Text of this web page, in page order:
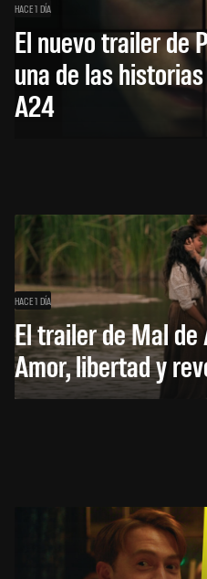
HACE 1 DÍA
El nuevo trailer de
una de las
A24
HACE 1 DÍA
El trailer de Mal
Amor, libertad y